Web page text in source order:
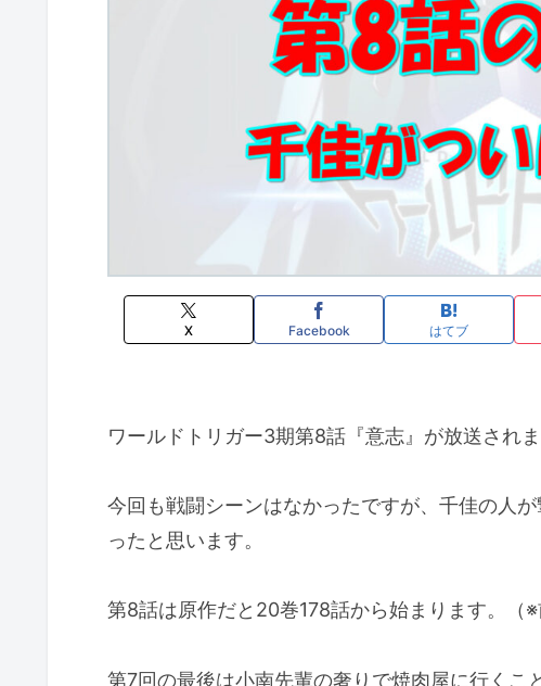
X Facebook はてブ
ワールドトリガー3期第8話『意志』が放送されま
今回も戦闘シーンはなかったですが、千佳の人
ったと思います。
第8話は原作だと20巻178話から始まります。（※
第7回の最後は小南先輩の奢りで焼肉屋に行くこ